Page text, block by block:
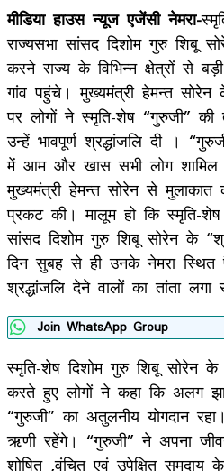
मीडिया हाउस न्यूज एजेंसी नेमरा-
राज्यसभा सांसद दिशोम गुरु शिबू
करने राज्य के विभिन्न क्षेत्रों से
गांव पहुंचे। मुख्यमंत्री हेमन्त
पर लोगों ने स्मृति-शेष “गुरुजी” की
उन्हें भावपूर्ण श्रद्धांजलि दी ।
में आम और खास सभी लोग
मुख्यमंत्री हेमन्त सोरेन से
प्रकट की। मालूम हो कि स्मृति-शेष
सांसद दिशोम गुरु शिबू सोरेन के
दिन सुबह से ही उनके नेमरा
श्रद्धांजलि देने वालों का तांता लगा
Join WhatsApp Group
स्मृति-शेष दिशोम गुरु शिबू सोरेन के
करते हुए लोगों ने कहा कि अलग
“गुरुजी” का अतुलनीय योगदान
ऋणी रहेंगे। “गुरुजी” ने अपना